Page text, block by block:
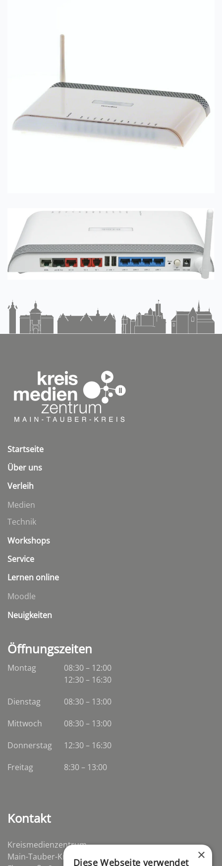
Startseite
Über uns
Verleih
Medien
Technik
Workshops
Service
Lernen online
Moodle
Neuigkeiten
Öffnungszeiten
Montag
08:30 – 12:00
12:30 – 16:30
Dienstag
08:30– 13:00
Mittwoch
08:30– 13:00
Donnerstag
12:30 – 16:30
Freitag
8:30 – 13:00
Kontakt
Kreismedienzentrum
Main-Tauber-Kreis
×
Diese Webseite verwendet